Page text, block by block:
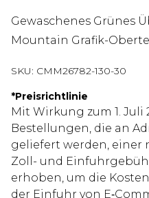
Gewaschenes Grünes
Mountain Grafik-
SKU: CMM26782-130-30
*Preisrichtlinie
Mit Wirkung zum 1.
Bestellungen, die an
geliefert werden,
Zoll- und
erhoben, um die
der Einfuhr von